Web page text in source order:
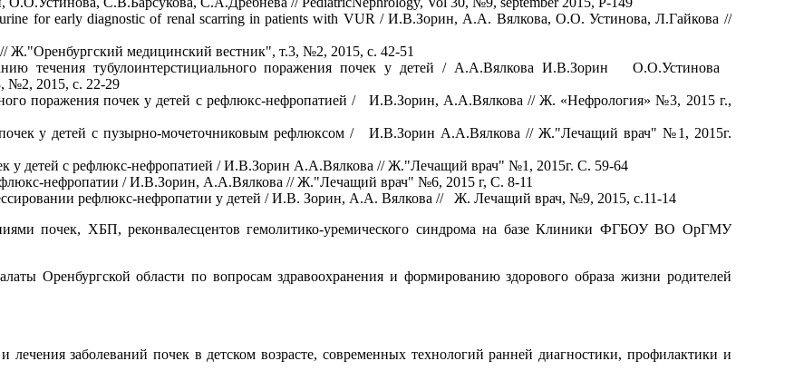
for early diagnostic of renal scarring in patients with VUR / И.В.Зорин, А.А. Вялкова, О.О. Устинова, Л.Гайкова //
Ж."Оренбургский медицинский вестник", т.3, №2, 2015, с. 42-51
течения тубулоинтерстициального поражения почек у детей / А.А.Вялкова И.В.Зорин О.О.Устинова
№2, 2015, с. 22-29
поражения почек у детей с рефлюкс-нефропатией / И.В.Зорин, А.А.Вялкова // Ж. «Нефрология» №3, 2015 г.,
почек у детей с пузырно-мочеточниковым рефлюксом / И.В.Зорин А.А.Вялкова // Ж."Лечащий врач" №1, 2015г.
у детей с рефлюкс-нефропатией / И.В.Зорин А.А.Вялкова // Ж."Лечащий врач" №1, 2015г. С. 59-64
нефропатии / И.В.Зорин, А.А.Вялкова // Ж."Лечащий врач" №6, 2015 г, С. 8-11
рефлюкс-нефропатии у детей / И.В. Зорин, А.А. Вялкова // Ж. Лечащий врач, №9, 2015, с.11-14
почек, ХБП, реконвалесцентов гемолитико-уремического синдрома на базе Клиники ФГБОУ ВО ОрГМУ
Оренбургской области по вопросам здравоохранения и формированию здорового образа жизни родителей
заболеваний почек в детском возрасте, современных технологий ранней диагностики, профилактики и